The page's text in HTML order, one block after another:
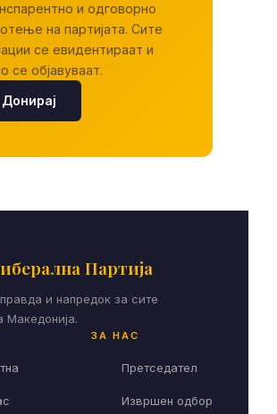
и одговорно
на партијата. Сите
се евидентираат и
се објавуваат.
Донирај
Партија
и напредок за сите
Македонија.
ЗА НАС
Претседател
Извршен одбор